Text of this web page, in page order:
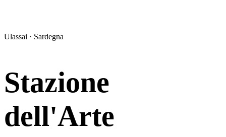
Ulassai · Sardegna
Stazione
dell'Arte